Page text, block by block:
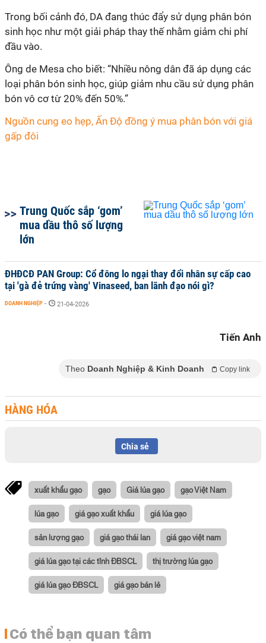
Trong bối cảnh đó, DA đang thúc đẩy sử dụng phân bón
sinh học như một giải pháp thay thế nhằm giảm chi phí
đầu vào.
Ông de Mesa cho biết: “Nhiều nông dân đã áp dụng các
loại phân bón sinh học, giúp giảm nhu cầu sử dụng phân
bón vô cơ từ 20% đến 50%.”
Nguồn cung eo hẹp, Ấn Độ đồng ý mua phân bón với giá
gấp đôi
Trung Quốc sắp ‘gom’
mua dầu thô số lượng
lớn
ĐHĐCĐ PAN Group: Cổ đông lo ngại thay đổi nhân sự cấp cao
tại 'gà đẻ trứng vàng' Vinaseed, ban lãnh đạo nói gì?
DOANH NGHIỆP - 21-04-2026
Tiến Anh
Theo Doanh Nghiệp & Kinh Doanh Copy link
HÀNG HÓA
Chia sẻ
xuất khẩu gạo gạo Giá lúa gạo gạo Việt Nam
lúa gạo giá gạo xuất khẩu giá lúa gạo
sản lượng gạo giá gạo thái lan giá gạo việt nam
giá lúa gạo tại các tỉnh ĐBSCL thị trường lúa gạo
giá lúa gạo ĐBSCL giá gạo bán lẻ
Có thể bạn quan tâm